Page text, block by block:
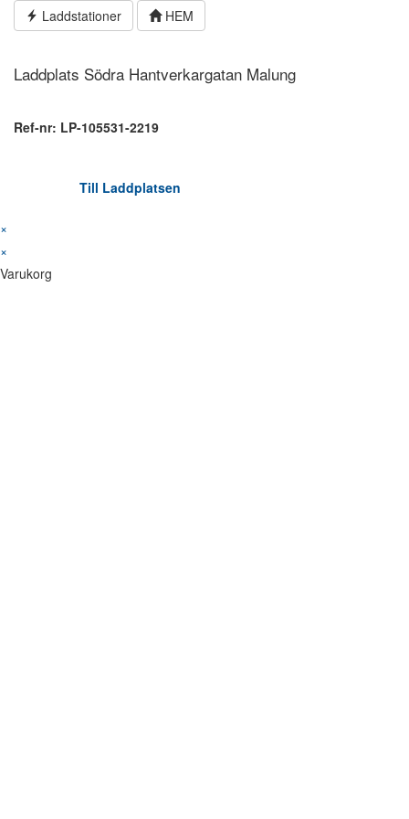
Hoppa Laddstationer HEM
Laddplats Södra Hantverkargatan Malung
Ref-nr: LP-105531-2219
Till Laddplatsen
×
×
Varukorg